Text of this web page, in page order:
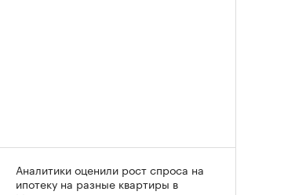
Аналитики оценили рост спроса на
ипотеку на разные квартиры в